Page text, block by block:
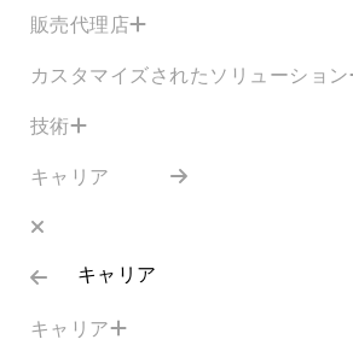
販売代理店
カスタマイズされたソリューション
技術
キャリア
キャリア
キャリア